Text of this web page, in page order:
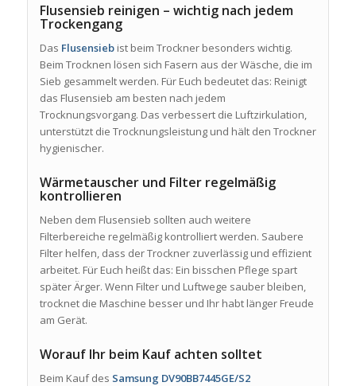
Flusensieb reinigen – wichtig nach jedem
Trockengang
Das Flusensiebist beim Trockner besonders wichtig.
Beim Trocknen lösen sich Fasern aus der Wäsche, die im
Sieb gesammelt werden. Für Euch bedeutet das: Reinigt
das Flusensieb am besten nach jedem
Trocknungsvorgang. Das verbessert die Luftzirkulation,
unterstützt die Trocknungsleistung und hält den Trockner
hygienischer.
Wärmetauscher und Filter regelmäßig
kontrollieren
Neben dem Flusensieb sollten auch weitere
Filterbereiche regelmäßig kontrolliert werden. Saubere
Filter helfen, dass der Trockner zuverlässig und effizient
arbeitet. Für Euch heißt das: Ein bisschen Pflege spart
später Ärger. Wenn Filter und Luftwege sauber bleiben,
trocknet die Maschine besser und Ihr habt länger Freude
am Gerät.
Worauf Ihr beim Kauf achten solltet
Beim Kauf des Samsung DV90BB7445GE/S2